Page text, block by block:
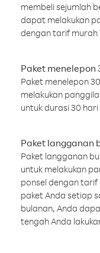
membeli sejumlah
dapat melakukan
dengan tarif murah
Paket menelepon
Paket menelepon
melakukan
untuk durasi 30
Paket langganan
Paket langganan
untuk melakukan
ponsel dengan
paket Anda setiap
bulanan, Anda
tengah Anda